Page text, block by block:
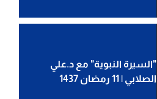
"السيرة النبوية" مع د.علي
الصلابي | 11 رمضان 1437